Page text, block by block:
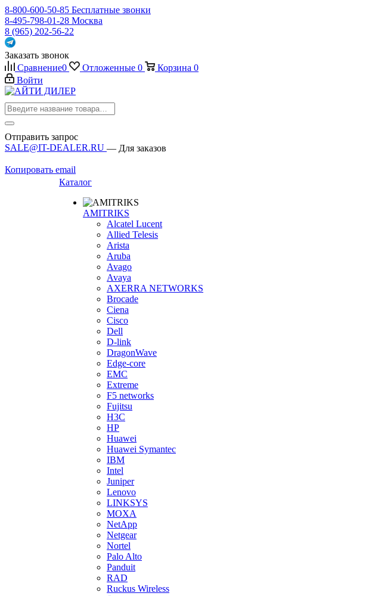
8-800-600-50-85 Бесплатные звонки
8-495-798-01-28 Москва
8 (965) 202-56-22
Заказать звонок
Сравнение0 Отложенные 0 Корзина 0
Войти
Отправить запрос
SALE@IT-DEALER.RU — Для заказов
Копировать email
Каталог
AMITRIKS
Alcatel Lucent
Allied Telesis
Arista
Aruba
Avago
Avaya
AXERRA NETWORKS
Brocade
Ciena
Cisco
Dell
D-link
DragonWave
Edge-core
EMC
Extreme
F5 networks
Fujitsu
H3С
HP
Huawei
Huawei Symantec
IBM
Intel
Juniper
Lenovo
LINKSYS
MOXA
NetApp
Netgear
Nortel
Palo Alto
Panduit
RAD
Ruckus Wireless